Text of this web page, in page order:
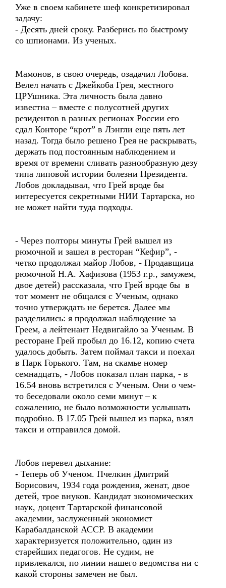
Уже в своем кабинете шеф конкретизировал
задачу:
- Десять дней сроку. Разберись по быстрому
со шпионами. Из ученых.
Мамонов, в свою очередь, озадачил Лобова.
Велел начать с Джейкоба Грея, местного
ЦРУшника. Эта личность была давно
известна – вместе с полусотней других
резидентов в разных регионах России его
сдал Конторе “крот” в Лэнгли еще пять лет
назад. Тогда было решено Грея не раскрывать,
держать под постоянным наблюдением и
время от времени сливать разнообразную дезу
типа липовой истории болезни Президента.
Лобов докладывал, что Грей вроде бы
интересуется секретными НИИ Тартарска, но
не может найти туда подходы.
- Через полторы минуты Грей вышел из
рюмочной и зашел в ресторан “Кефир”, -
четко продолжал майор Лобов, - Продавщица
рюмочной Н.А. Хафизова (1953 г.р., замужем,
двое детей) рассказала, что Грей вроде бы в
тот момент не общался с Ученым, однако
точно утверждать не берется. Далее мы
разделились: я продолжал наблюдение за
Греем, а лейтенант Недвигайло за Ученым. В
ресторане Грей пробыл до 16.12, копию счета
удалось добыть. Затем поймал такси и поехал
в Парк Горького. Там, на скамье номер
семнадцать, - Лобов показал план парка, - в
16.54 вновь встретился с Ученым. Они о чем-
то беседовали около семи минут – к
сожалению, не было возможности услышать
подробно. В 17.05 Грей вышел из парка, взял
такси и отправился домой.
Лобов перевел дыхание:
- Теперь об Ученом. Пчелкин Дмитрий
Борисович, 1934 года рождения, женат, двое
детей, трое внуков. Кандидат экономических
наук, доцент Тартарской финансовой
академии, заслуженный экономист
Карабалданской АССР. В академии
характеризуется положительно, один из
старейших педагогов. Не судим, не
привлекался, по линии нашего ведомства ни с
какой стороны замечен не был.